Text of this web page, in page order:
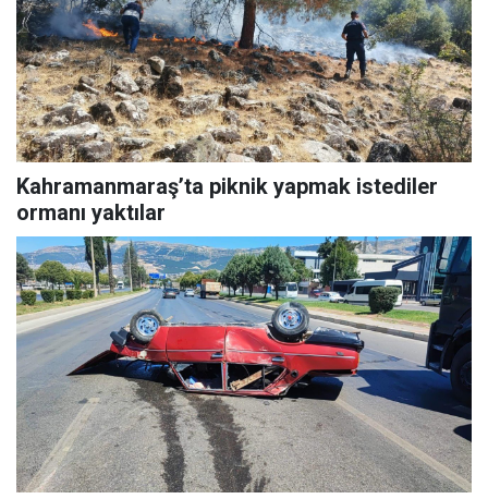
Kahramanmaraş’ta piknik yapmak istediler
ormanı yaktılar